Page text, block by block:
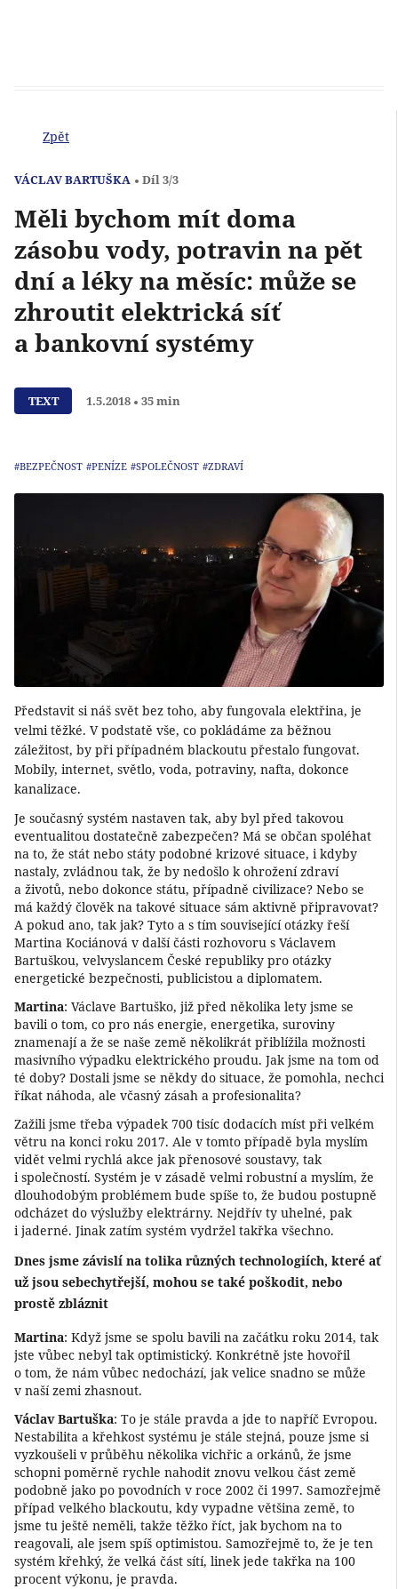
Zpět
VÁCLAV BARTUŠKA Díl 3/3
Měli bychom mít doma
zásobu vody, potravin na pět
dní a léky na měsíc: může se
zhroutit elektrická síť
a bankovní systémy
TEXT 1.5.2018 35 min
#BEZPEČNOST #PENÍZE #SPOLEČNOST #ZDRAVÍ
Představit si náš svět bez toho, aby fungovala elektřina, je
velmi těžké. V podstatě vše, co pokládáme za běžnou
záležitost, by při případném blackoutu přestalo fungovat.
Mobily, internet, světlo, voda, potraviny, nafta, dokonce
kanalizace.
Je současný systém nastaven tak, aby byl před takovou
eventualitou dostatečně zabezpečen? Má se občan spoléhat
na to, že stát nebo státy podobné krizové situace, i kdyby
nastaly, zvládnou tak, že by nedošlo k ohrožení zdraví
a životů, nebo dokonce státu, případně civilizace? Nebo se
má každý člověk na takové situace sám aktivně připravovat?
A pokud ano, tak jak? Tyto a s tím související otázky řeší
Martina Kociánová v další části rozhovoru s Václavem
Bartuškou, velvyslancem České republiky pro otázky
energetické bezpečnosti, publicistou a diplomatem.
Martina: Václave Bartuško, již před několika lety jsme se
bavili o tom, co pro nás energie, energetika, suroviny
znamenají a že se naše země několikrát přiblížila možnosti
masivního výpadku elektrického proudu. Jak jsme na tom od
té doby? Dostali jsme se někdy do situace, že pomohla, nechci
říkat náhoda, ale včasný zásah a profesionalita?
Zažili jsme třeba výpadek 700 tisíc dodacích míst při velkém
větru na konci roku 2017. Ale v tomto případě byla myslím
vidět velmi rychlá akce jak přenosové soustavy, tak
i společností. Systém je v zásadě velmi robustní a myslím, že
dlouhodobým problémem bude spíše to, že budou postupně
odcházet do výslužby elektrárny. Nejdřív ty uhelné, pak
i jaderné. Jinak zatím systém vydržel takřka všechno.
Dnes jsme závislí na tolika různých technologiích, které ať
už jsou sebechytřejší, mohou se také poškodit, nebo
prostě zbláznit
Martina: Když jsme se spolu bavili na začátku roku 2014, tak
jste vůbec nebyl tak optimistický. Konkrétně jste hovořil
o tom, že nám vůbec nedochází, jak velice snadno se může
v naší zemi zhasnout.
Václav Bartuška: To je stále pravda a jde to napříč Evropou.
Nestabilita a křehkost systému je stále stejná, pouze jsme si
vyzkoušeli v průběhu několika vichřic a orkánů, že jsme
schopni poměrně rychle nahodit znovu velkou část země
podobně jako po povodních v roce 2002 či 1997. Samozřejmě
případ velkého blackoutu, kdy vypadne většina země, to
jsme tu ještě neměli, takže těžko říct, jak bychom na to
reagovali, ale jsem spíš optimistou. Samozřejmě to, že je ten
systém křehký, že velká část sítí, linek jede takřka na 100
procent výkonu, je pravda.